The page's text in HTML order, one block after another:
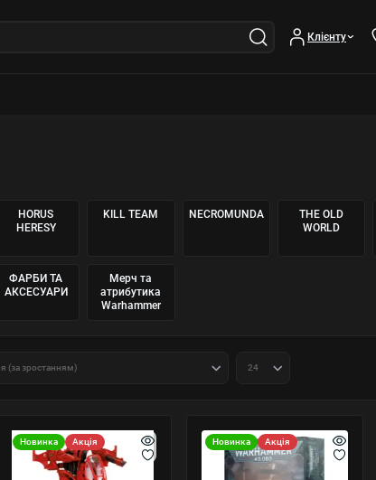
Клієнту
HORUS
HERESY
KILL TEAM NECROMUNDA
THE OLD
WORLD
ФАРБИ ТА
АКСЕСУАРИ
Мерч та
атрибутика
Warhammer
Новинка Акція Новинка Акція